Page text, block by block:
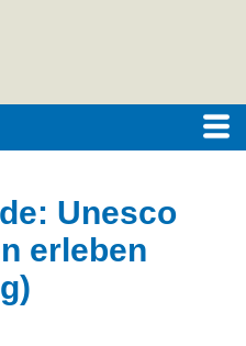
Unesco
erleben